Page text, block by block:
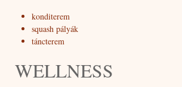
konditerem
squash pályák
táncterem
WELLNESS